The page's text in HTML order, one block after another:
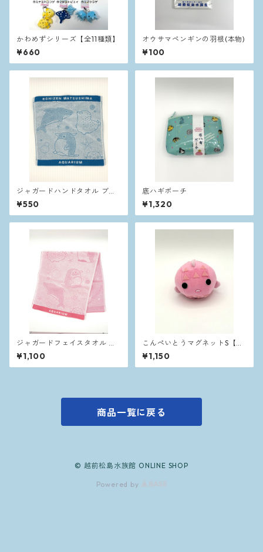
かわめずシリーズ【全11種類】
¥660
オウサマペンギンの羽根(本物)
¥100
ジャガードハンドタオル ブル
ー
¥550
底ハギポーチ
¥1,320
ジャガードフェイスタオル ピ
ンク
¥1,100
こんぺいとうマグネットS【ピ
ンク】
¥1,150
商品一覧に戻る
© 越前松島水族館 ONLINE SHOP
Powered by